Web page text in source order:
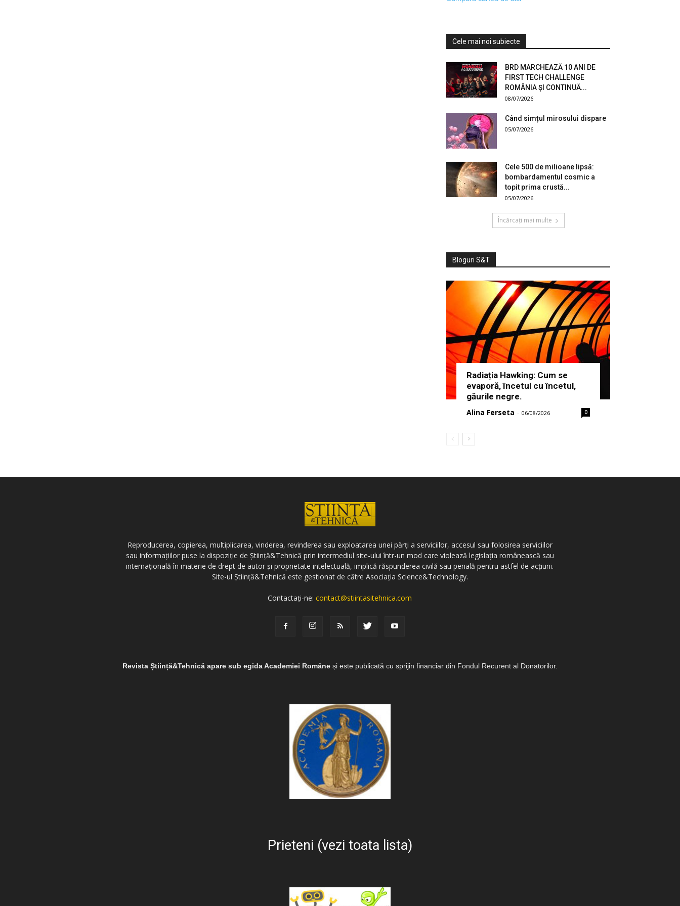
Cele mai noi subiecte
BRD MARCHEAZĂ 10 ANI DE
FIRST TECH CHALLENGE
ROMÂNIA ȘI CONTINUĂ...
08/07/2026
Când simțul mirosului dispare
05/07/2026
Cele 500 de milioane lipsă:
bombardamentul cosmic a
topit prima crustă...
05/07/2026
Încărcați mai multe
Bloguri S&T
Radiația Hawking: Cum se
evaporă, încetul cu încetul,
găurile negre.
Alina Ferseta - 06/08/2026 0
Reproducerea, copierea, multiplicarea, vinderea, revinderea sau exploatarea unei părți a serviciilor, accesul sau folosirea serviciilor
sau informațiilor puse la dispoziție de Știință&Tehnică prin intermediul site-ului într-un mod care violează legislația românească sau
internațională în materie de drept de autor și proprietate intelectuală, implică răspunderea civilă sau penală pentru astfel de acțiuni.
Site-ul Știință&Tehnică este gestionat de către Asociația Science&Technology.
Contactați-ne:contact@stiintasitehnica.com
Revista Știință&Tehnică apare sub egida Academiei Române și este publicată cu sprijin financiar din Fondul Recurent al Donatorilor.
Prieteni (vezi toata lista)